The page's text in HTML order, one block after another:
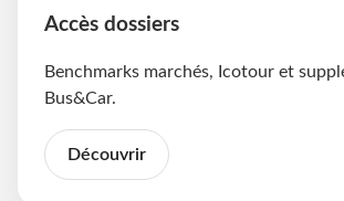
Accès dossiers
Benchmarks marchés, Icotour et
Bus&Car.
Découvrir